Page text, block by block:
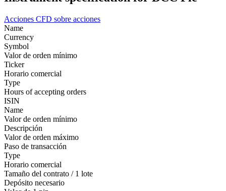
Acciones CFD sobre acciones
Name
Currency
Symbol
Valor de orden mínimo
Ticker
Horario comercial
Type
Hours of accepting orders
ISIN
Name
Valor de orden mínimo
Descripción
Valor de orden máximo
Paso de transacción
Type
Horario comercial
Tamaño del contrato / 1 lote
Depósito necesario